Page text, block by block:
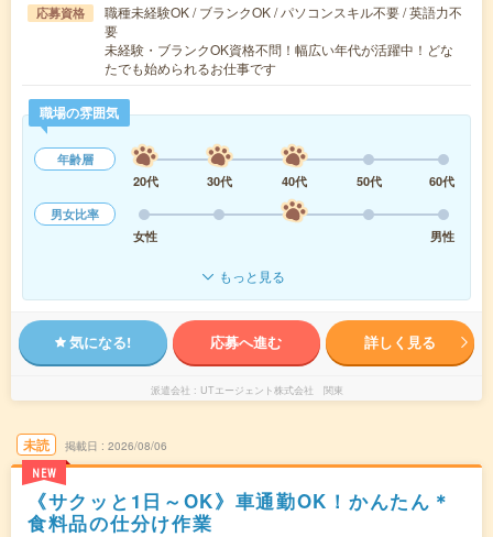
応募資格
職種未経験OK / ブランクOK / パソコンスキル不要 / 英語力不
要
未経験・ブランクOK資格不問！幅広い年代が活躍中！どな
たでも始められるお仕事です
職場の雰囲気
年齢層
20代
30代 40代 50代
60代
男女比率
女性
男性
もっと見る
気になる! 応募へ進む 詳しく見る
派遣会社 UTエージェント株式会社 関東
未読
NEW
掲載日 2026/08/06
《サクッと1日～OK》車通勤OK！かんたん＊
食料品の仕分け作業